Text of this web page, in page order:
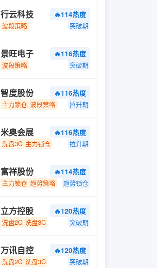
行云科技 🔥114热度
波段策略 突破期
景旺电子 🔥116热度
波段策略 突破期
智度股份 🔥116热度
主力锁仓 波段策略 拉升期
米奥会展 🔥116热度
洗盘3C 主力锁仓 拉升期
富祥股份 🔥114热度
主力锁仓 趋势策略 趋势锁仓
立方控股 🔥120热度
洗盘2C 洗盘3C 突破期
万讯自控 🔥120热度
洗盘2C 洗盘3C 突破期